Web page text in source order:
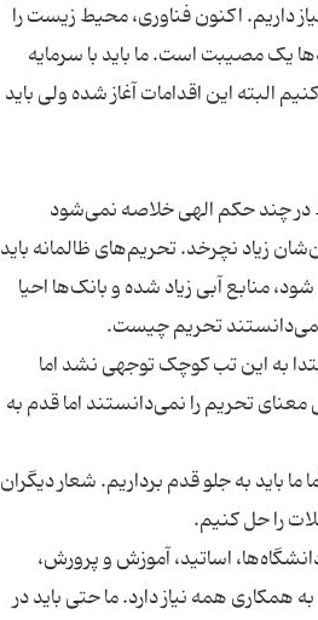
داریم. اکنون فناوری، محیط زیست را
یک مصیبت است. ما باید با سرمایه
البته این اقدامات آغاز شده ولی باید
زیاد نچرخد. تحریم‌های ظالمانه باید
منابع آبی زیاد شده و بانک‌ها احیا
به این تب کوچک توجهی نشد اما
معنای تحریم را نمی‌دانستند اما قدم به
باید به جلو قدم برداریم. شعار دیگران
اساتید، آموزش و پرورش،
همه نیاز دارد. ما حتی باید در